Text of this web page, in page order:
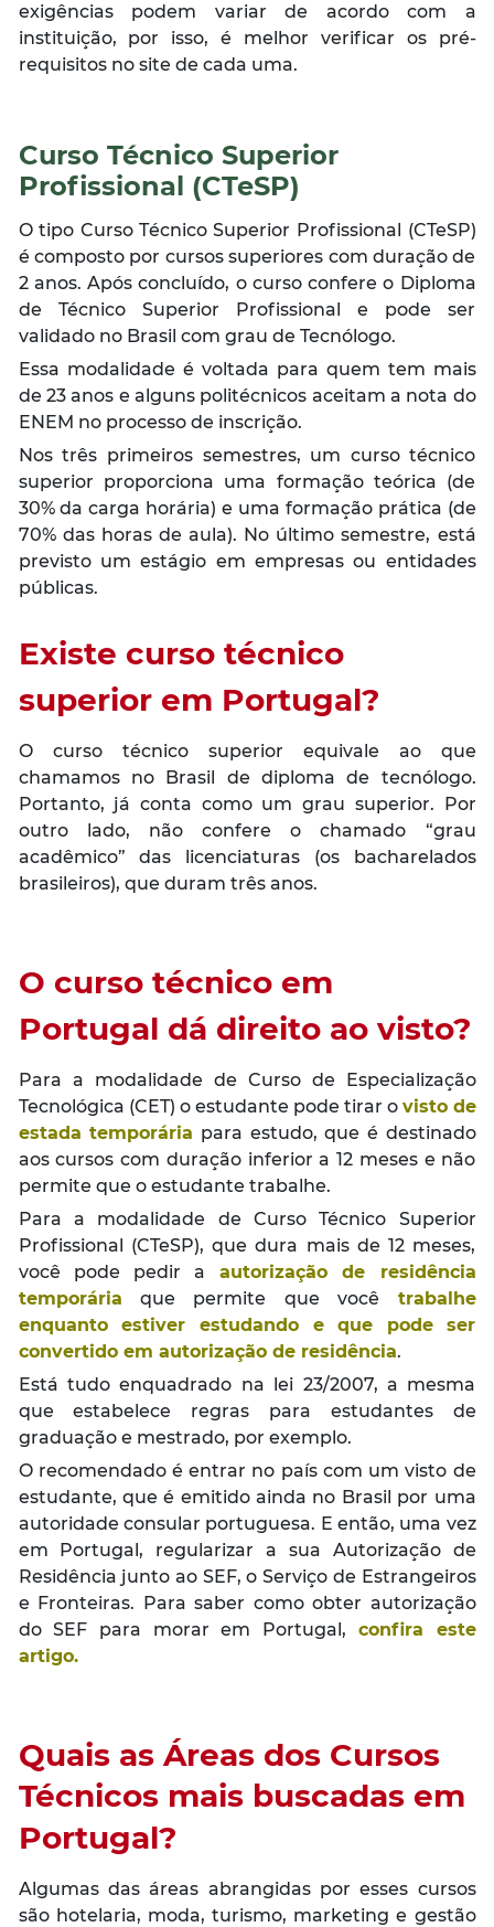
exigências podem variar de acordo com a
instituição, por isso, é melhor verificar os pré-
requisitos no site de cada uma.
Curso Técnico Superior
Profissional (CTeSP)
O tipo Curso Técnico Superior Profissional (CTeSP)
é composto por cursos superiores com duração de
2 anos. Após concluído, o curso confere o Diploma
de Técnico Superior Profissional e pode ser
validado no Brasil com grau de Tecnólogo.
Essa modalidade é voltada para quem tem mais
de 23 anos e alguns politécnicos aceitam a nota do
ENEM no processo de inscrição.
Nos três primeiros semestres, um curso técnico
superior proporciona uma formação teórica (de
30% da carga horária) e uma formação prática (de
70% das horas de aula). No último semestre, está
previsto um estágio em empresas ou entidades
públicas.
Existe curso técnico
superior em Portugal?
O curso técnico superior equivale ao que
chamamos no Brasil de diploma de tecnólogo.
Portanto, já conta como um grau superior. Por
outro lado, não confere o chamado “grau
acadêmico” das licenciaturas (os bacharelados
brasileiros), que duram três anos.
O curso técnico em
Portugal dá direito ao visto?
Para a modalidade de Curso de Especialização
Tecnológica (CET) o estudante pode tirar o visto de
estada temporária para estudo, que é destinado
aos cursos com duração inferior a 12 meses e não
permite que o estudante trabalhe.
Para a modalidade de Curso Técnico Superior
Profissional (CTeSP), que dura mais de 12 meses,
você pode pedir a autorização de residência
temporária que permite que você trabalhe
enquanto estiver estudando e que pode ser
convertido em autorização de residência.
Está tudo enquadrado na lei 23/2007, a mesma
que estabelece regras para estudantes de
graduação e mestrado, por exemplo.
O recomendado é entrar no país com um visto de
estudante, que é emitido ainda no Brasil por uma
autoridade consular portuguesa. E então, uma vez
em Portugal, regularizar a sua Autorização de
Residência junto ao SEF, o Serviço de Estrangeiros
e Fronteiras. Para saber como obter autorização
do SEF para morar em Portugal, confira este
artigo.
Quais as Áreas dos Cursos
Técnicos mais buscadas em
Portugal?
Algumas das áreas abrangidas por esses cursos
são hotelaria, moda, turismo, marketing e gestão